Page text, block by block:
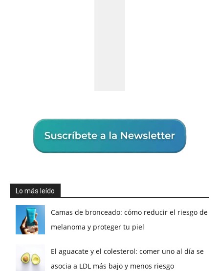
Lo más leído
Camas de bronceado: cómo reducir el riesgo de
melanoma y proteger tu piel
El aguacate y el colesterol: comer uno al día se
asocia a LDL más bajo y menos riesgo